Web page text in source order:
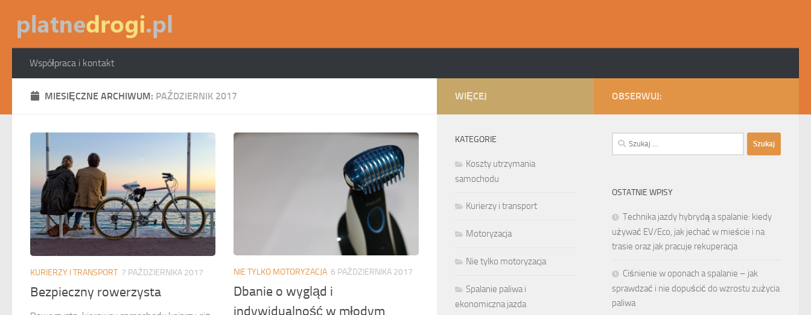
Skip to content
Współpraca i kontakt
MIESIĘCZNE ARCHIWUM: PAŹDZIERNIK 2017
KURIERZY I TRANSPORT 7 PAŹDZIERNIKA 2017
Bezpieczny rowerzysta
NIE TYLKO MOTORYZACJA 6 PAŹDZIERNIKA 2017
Dbanie o wygląd i
indywidualność w młodym
OBSERWUJ:
Szukaj:
OSTATNIE WPISY
Technika jazdy hybrydą a spalanie: kiedy
używać EV/Eco, jak jechać w mieście i na
trasie oraz jak pracuje rekuperacja
Ciśnienie w oponach a spalanie – jak
sprawdzać i nie dopuścić do wzrostu zużycia
paliwa
WIĘCEJ
KATEGORIE
Koszty utrzymania
samochodu
Kurierzy i transport
Motoryzacja
Nie tylko motoryzacja
Spalanie paliwa i
ekonomiczna jazda